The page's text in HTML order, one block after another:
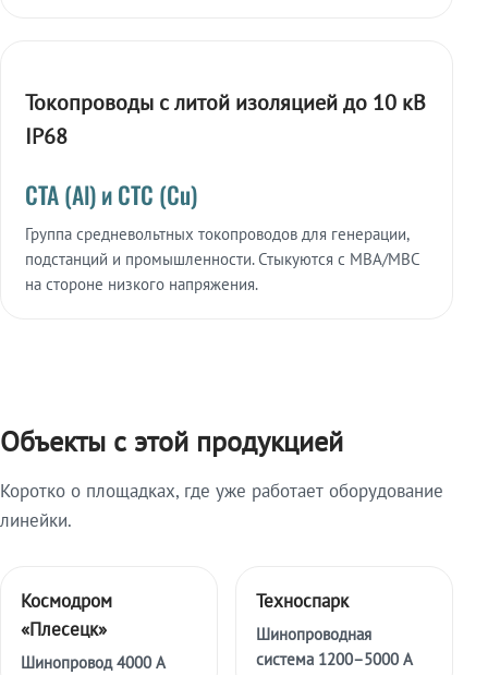
Токопроводы с литой изоляцией до 10 кВ
IP68
СТА (Al) и СТС (Cu)
Группа средневольтных токопроводов для генерации,
подстанций и промышленности. Стыкуются с МВА/МВС
на стороне низкого напряжения.
Объекты с этой продукцией
Коротко о площадках, где уже работает оборудование
линейки.
Космодром
«Плесецк»
Шинопровод 4000 А
Техноспарк
Шинопроводная
система 1200–5000 А